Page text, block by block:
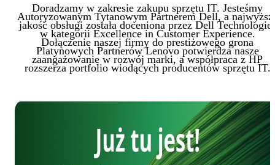
Doradzamy w zakresie zakupu sprzętu IT. Jesteśmy
Autoryzowanym Tytanowym Partnerem Dell, a
jakość obsługi została doceniona przez Dell
w kategorii Excellence in Customer Experience.
Dołączenie naszej firmy do prestiżowego grona
Platynowych Partnerów Lenovo potwierdza nasze
zaangażowanie w rozwój marki, a współpraca z HP
rozszerza portfolio wiodących producentów sprzętu IT.